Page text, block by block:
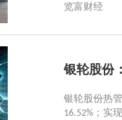
览富财经
银轮股份
银轮股份热
16.52%；实